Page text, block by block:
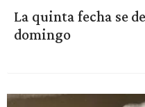
La quinta fecha se
domingo